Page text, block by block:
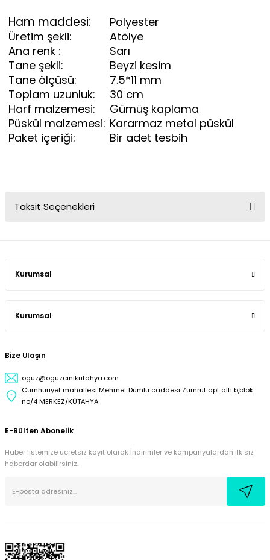
Ham maddesi:
Polyester
Üretim şekli:
Atölye
Ana renk :
Sarı
Tane şekli:
Beyzi kesim
Tane ölçüsü:
7.5*11 mm
Toplam uzunluk:
30 cm
Harf malzemesi:
Gümüş kaplama
Püskül malzemesi: Kararmaz metal püskül
Paket içeriği:
Bir adet tesbih
Taksit Seçenekleri
Kurumsal
Kurumsal
Bize Ulaşın
oguz@oguzcinikutahya.com
Cumhuriyet mahallesi Mehmet Dumlu caddesi Zümrüt apt altı b,blok
no/4 MERKEZ/KÜTAHYA
E-Bülten Abonelik
Haber listemize ücretsiz kayıt olarak İndirimler ve kampanyalardan ilk siz
haberdar olabilirsiniz.